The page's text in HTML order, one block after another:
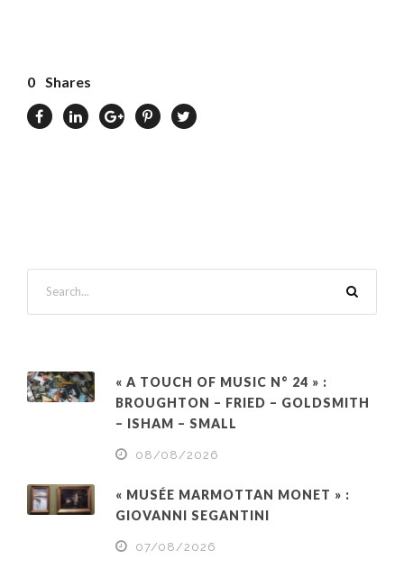
0 Shares
« A TOUCH OF MUSIC N° 24 » :
BROUGHTON – FRIED – GOLDSMITH
– ISHAM – SMALL
08/08/2026
« MUSÉE MARMOTTAN MONET » :
GIOVANNI SEGANTINI
07/08/2026